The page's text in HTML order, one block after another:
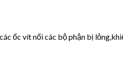
ốc vít nối các bộ phận bị